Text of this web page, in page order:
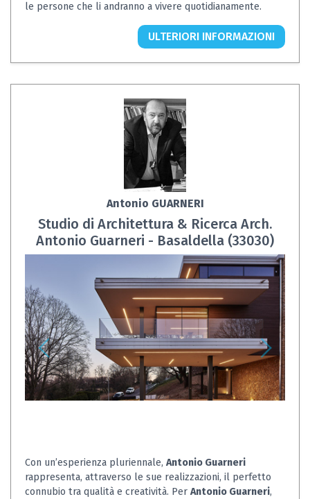
le persone che li andranno a vivere quotidianamente.
ULTERIORI INFORMAZIONI
Antonio GUARNERI
Studio di Architettura & Ricerca Arch.
Antonio Guarneri - Basaldella (33030)
Con un’esperienza pluriennale, Antonio Guarneri
rappresenta, attraverso le sue realizzazioni, il perfetto
connubio tra qualità e creatività. Per Antonio Guarneri,